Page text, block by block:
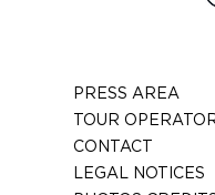
PRESS AREA
TOUR
CONTACT
LEGAL NOTICES